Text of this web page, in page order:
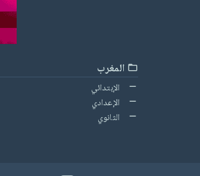
المغرب
الإبتدائي
الإعدادي
الثانوي